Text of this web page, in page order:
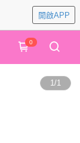
開啟APP
0
1/1